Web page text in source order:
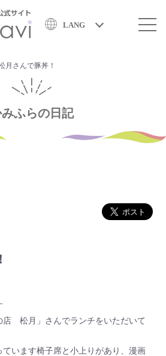
LANG
月さんで豚丼！
ふらの日記
店 松月」さんでランチをいただいて
います椅子席と小上りがあり、漫画